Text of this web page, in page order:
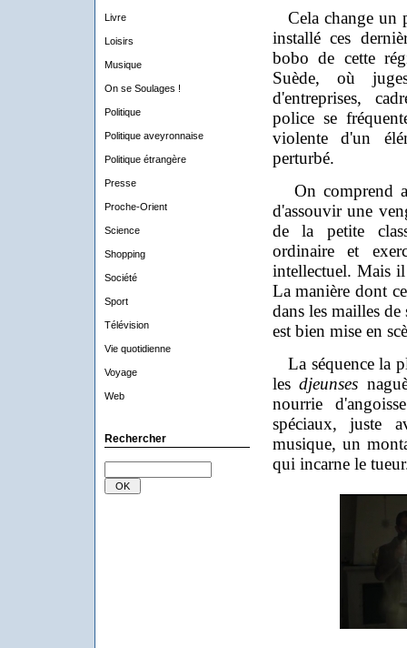
Livre
Loisirs
Musique
On se Soulages !
Politique
Politique aveyronnaise
Politique étrangère
Presse
Proche-Orient
Science
Shopping
Société
Sport
Télévision
Vie quotidienne
Voyage
Web
Rechercher
Cela change un
installé ces
bobo de cette
Suède, où
d'entreprises,
police se
violente d'un
perturbé.
On comprend
d'assouvir une
de la petite
ordinaire et
intellectuel. Mais
La manière dont
dans les mailles
est bien mise en
La séquence la
lesdjeunses
nourrie
spéciaux, juste
musique, un
qui incarne le